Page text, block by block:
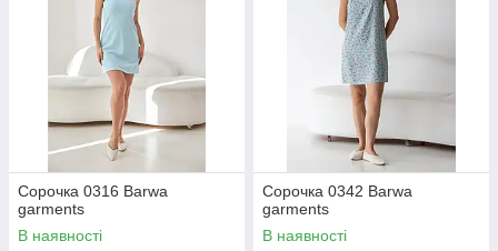
Сорочка 0316 Barwa
garments
В наявності
Сорочка 0342 Barwa
garments
В наявності